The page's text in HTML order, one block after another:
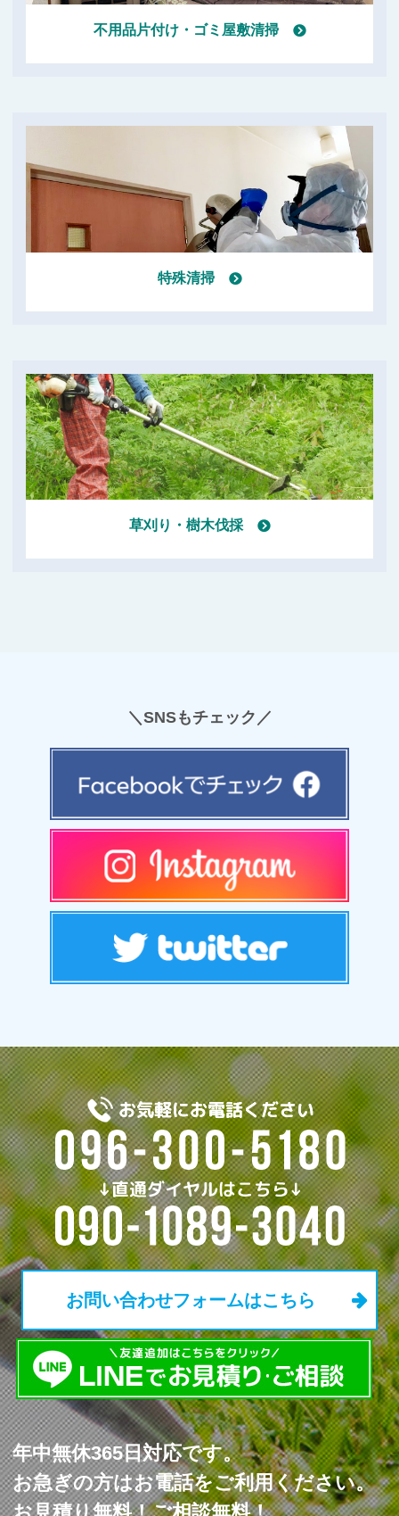
不用品片付け・ゴミ屋敷清掃
特殊清掃
草刈り・樹木伐採
＼SNSもチェック／
お問い合わせフォームはこちら
年中無休365日対応です。
お急ぎの方はお電話をご利用ください。